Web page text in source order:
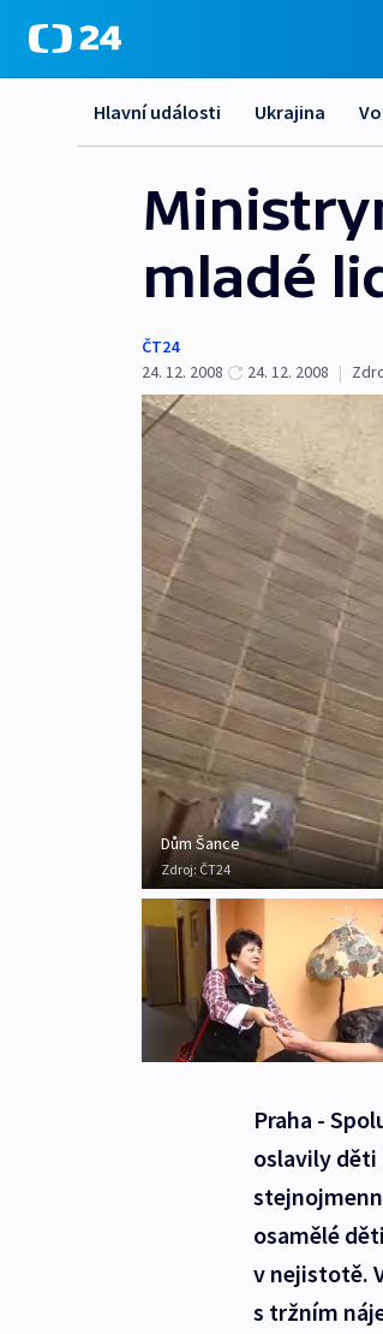
Hlavní události Ukrajina
mladé
ČT24
24. 12. 2008
24. 12. 2008 |
Dům Šance
Zdroj: ČT24
Praha -
oslavily děti
osamělé
v nejistotě.
s tržním